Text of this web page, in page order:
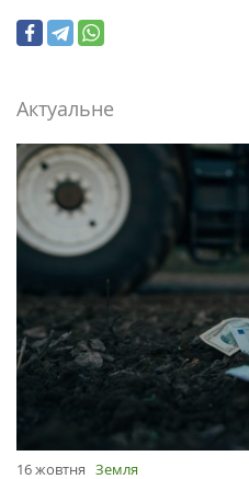
Актуальне
16 жовтня Земля